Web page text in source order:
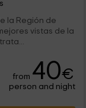
la Región de
vistas de la
from 40€
person and night